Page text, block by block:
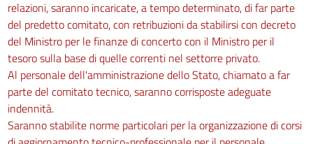
relazioni, saranno incaricate, a tempo determinato, di far parte
del predetto comitato, con retribuzioni da stabilirsi con decreto
del Ministro per le finanze di concerto con il Ministro per il
tesoro sulla base di quelle correnti nel settorre privato.
Al personale dell'amministrazione dello Stato, chiamato a far
parte del comitato tecnico, saranno corrisposte adeguate
indennità.
Saranno stabilite norme particolari per la organizzazione di corsi